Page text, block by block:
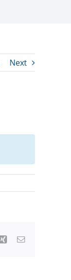
Next
Xing Email